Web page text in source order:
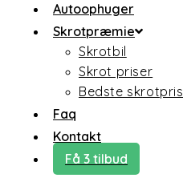
Autoophuger
Skrotpræmie
Skrotbil
Skrot priser
Bedste skrotpris
Faq
Kontakt
Få 3 tilbud